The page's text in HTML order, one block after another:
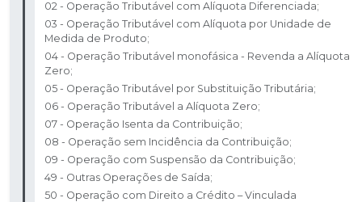
02 - Operação Tributável com Alíquota Diferenciada;​
03 - Operação Tributável com Alíquota por Unidade de
Medida de Produto;​
04 - Operação Tributável monofásica - Revenda a Alíquota
Zero; ​
05 - Operação Tributável por Substituição Tributária; ​
06 - Operação Tributável a Alíquota Zero; ​
07 - Operação Isenta da Contribuição; ​
08 - Operação sem Incidência da Contribuição; ​
09 - Operação com Suspensão da Contribuição; ​
49 - Outras Operações de Saída; ​
50 - Operação com Direito a Crédito – Vinculada